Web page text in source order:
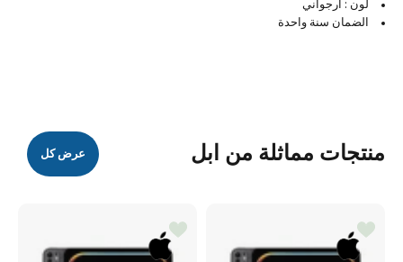
لون : أرجواني
الضمان سنة واحدة
منتجات مماثلة من ابل عرض كل